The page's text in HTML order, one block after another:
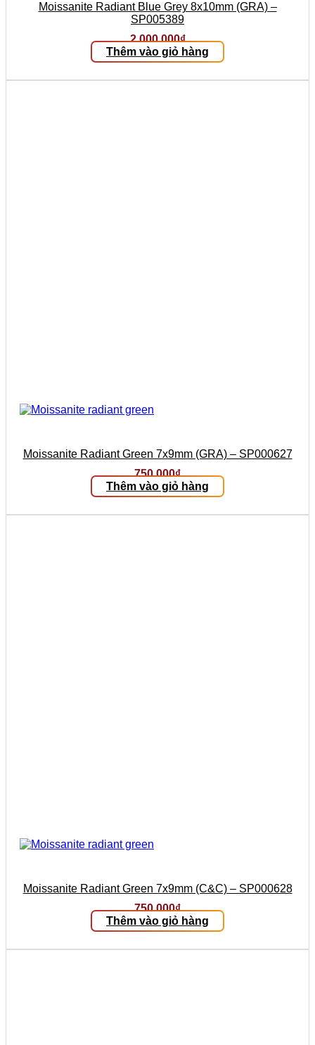
Moissanite Radiant Blue Grey 8x10mm (GRA) –
SP005389
2.000.000₫
Thêm vào giỏ hàng
Moissanite Radiant Green 7x9mm (GRA) – SP000627
750.000₫
Thêm vào giỏ hàng
Moissanite Radiant Green 7x9mm (C&C) – SP000628
750.000₫
Thêm vào giỏ hàng